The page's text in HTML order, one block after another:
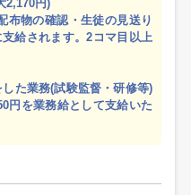
2,170円)
布物の確認・生徒の見送り
給されます。2コマ目以上
た業務(試験監督・研修等)
円を業務給として支給いた